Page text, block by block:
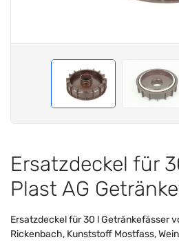
Ersatzdeckel für
Plast AG
Ersatzdeckel für 30 l Getränkefässer
Rickenbach, Kunststoff Mostfass,